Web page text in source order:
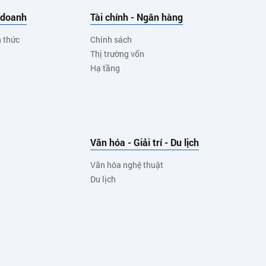
thức
Tài chính - Ngân hàng
Chính sách
Thị trường vốn
Hạ tầng
Văn hóa - Giải trí - Du lịch
Văn hóa nghệ thuật
Du lịch